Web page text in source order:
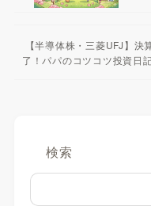
【半導体株・三菱UFJ】決
了！パパのコツコツ投資日
検索